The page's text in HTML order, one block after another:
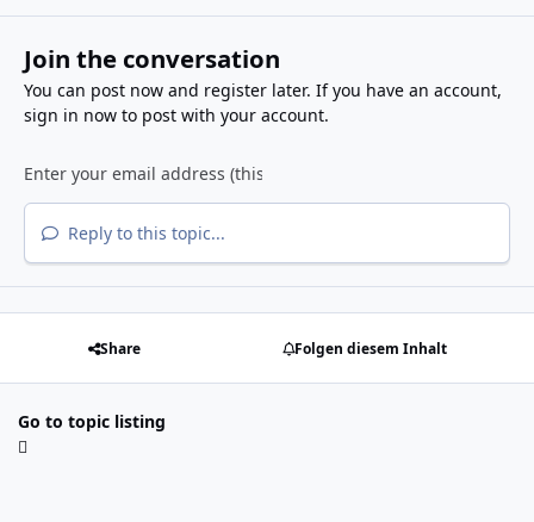
Join the conversation
You can post now and register later. If you have an account,
sign in nowto post with your account.
Reply to this topic...
Share Folgen diesem Inhalt
Go to topic listing